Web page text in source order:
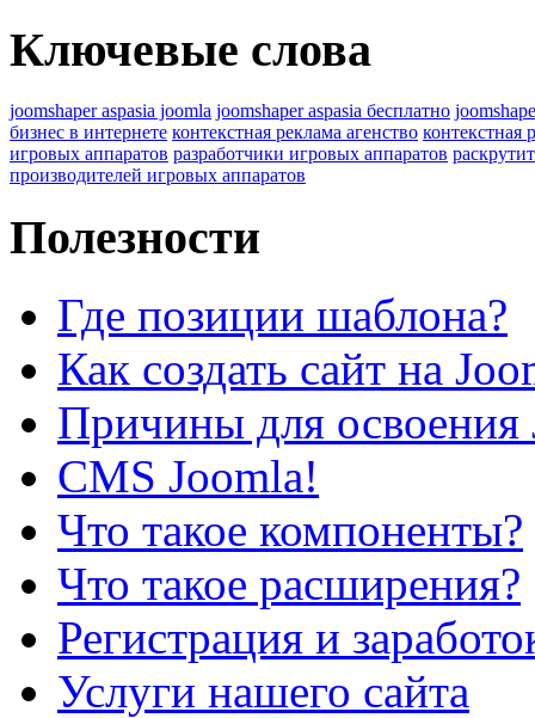
Ключевые слова
joomshaper aspasia joomla joomshaper aspasia бесплатно
бизнес в интернете контекстная реклама агенство контекстная
игровых аппаратов разработчики игровых аппаратов
производителей игровых аппаратов
Полезности
Где позиции шаблона?
Как создать сайт на
Причины для освоения
CMS Joomla!
Что такое компоненты?
Что такое расширения?
Регистрация и
Услуги нашего сайта